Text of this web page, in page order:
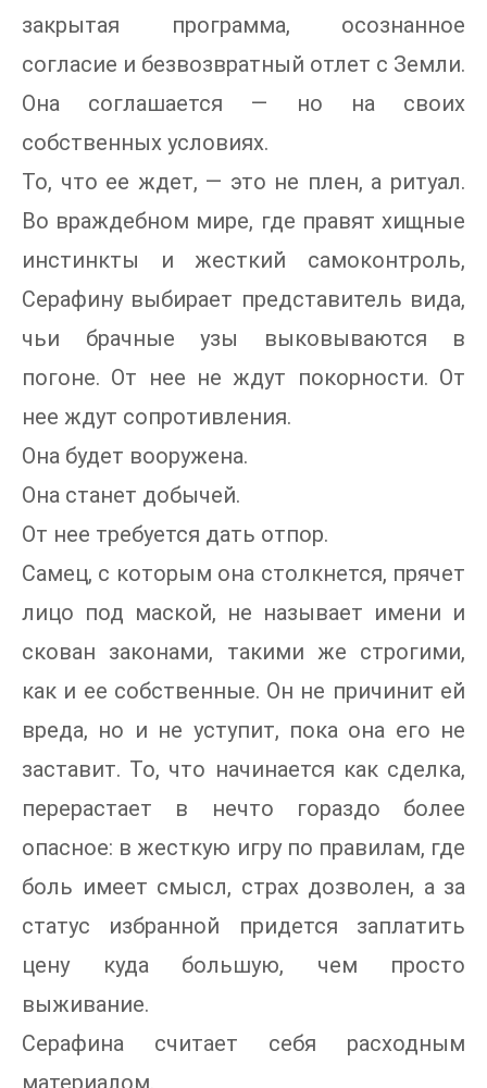
закрытая программа, осознанное
согласие и безвозвратный отлет с Земли.
Она соглашается — но на своих
собственных условиях.
То, что ее ждет, — это не плен, а ритуал.
Во враждебном мире, где правят хищные
инстинкты и жесткий самоконтроль,
Серафину выбирает представитель вида,
чьи брачные узы выковываются в
погоне. От нее не ждут покорности. От
нее ждут сопротивления.
Она будет вооружена.
Она станет добычей.
От нее требуется дать отпор.
Самец, с которым она столкнется, прячет
лицо под маской, не называет имени и
скован законами, такими же строгими,
как и ее собственные. Он не причинит ей
вреда, но и не уступит, пока она его не
заставит. То, что начинается как сделка,
перерастает в нечто гораздо более
опасное: в жесткую игру по правилам, где
боль имеет смысл, страх дозволен, а за
статус избранной придется заплатить
цену куда большую, чем просто
выживание.
Серафина считает себя расходным
материалом.